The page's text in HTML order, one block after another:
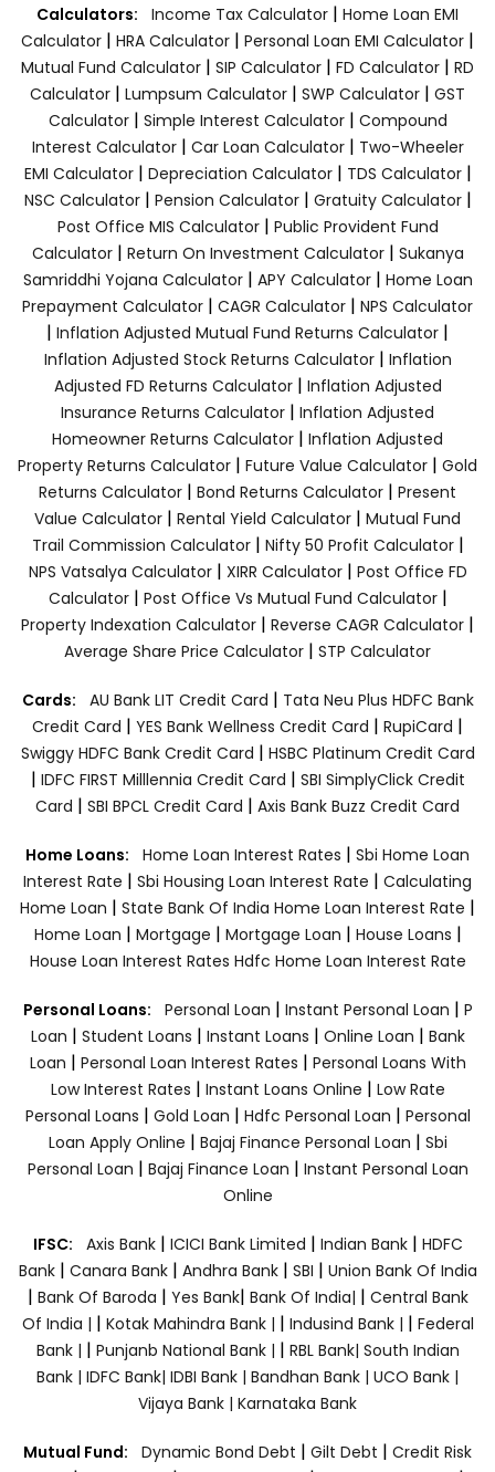
Calculators: Income Tax Calculator | Home Loan EMI
Calculator | HRA Calculator | Personal Loan EMI Calculator |
Mutual Fund Calculator | SIP Calculator | FD Calculator | RD
Calculator | Lumpsum Calculator | SWP Calculator | GST
Calculator| Simple Interest Calculator| Compound
Interest Calculator| Car Loan Calculator| Two-Wheeler
EMI Calculator| Depreciation Calculator| TDS Calculator|
NSC Calculator| Pension Calculator| Gratuity Calculator|
Post Office MIS Calculator| Public Provident Fund
Calculator| Return On Investment Calculator| Sukanya
Samriddhi Yojana Calculator| APY Calculator| Home Loan
Prepayment Calculator | CAGR Calculator | NPS Calculator
| Inflation Adjusted Mutual Fund Returns Calculator |
Inflation Adjusted Stock Returns Calculator| Inflation
Adjusted FD Returns Calculator| Inflation Adjusted
Insurance Returns Calculator | Inflation Adjusted
Homeowner Returns Calculator | Inflation Adjusted
Property Returns Calculator | Future Value Calculator | Gold
Returns Calculator | Bond Returns Calculator | Present
Value Calculator | Rental Yield Calculator | Mutual Fund
Trail Commission Calculator| Nifty 50 Profit Calculator|
NPS Vatsalya Calculator| XIRR Calculator| Post Office FD
Calculator| Post Office Vs Mutual Fund Calculator|
Property Indexation Calculator | Reverse CAGR Calculator |
Average Share Price Calculator | STP Calculator
Cards: AU Bank LIT Credit Card | Tata Neu Plus HDFC Bank
Credit Card | YES Bank Wellness Credit Card | RupiCard |
Swiggy HDFC Bank Credit Card | HSBC Platinum Credit Card
| IDFC FIRST Milllennia Credit Card | SBI SimplyClick Credit
Card | SBI BPCL Credit Card | Axis Bank Buzz Credit Card
Home Loans: Home Loan Interest Rates | Sbi Home Loan
Interest Rate | Sbi Housing Loan Interest Rate | Calculating
Home Loan | State Bank Of India Home Loan Interest Rate |
Home Loan | Mortgage | Mortgage Loan | House Loans |
House Loan Interest Rates Hdfc Home Loan Interest Rate
Personal Loans: Personal Loan | Instant Personal Loan | P
Loan | Student Loans | Instant Loans | Online Loan | Bank
Loan | Personal Loan Interest Rates | Personal Loans With
Low Interest Rates | Instant Loans Online | Low Rate
Personal Loans | Gold Loan | Hdfc Personal Loan | Personal
Loan Apply Online | Bajaj Finance Personal Loan | Sbi
Personal Loan | Bajaj Finance Loan | Instant Personal Loan
Online
IFSC: Axis Bank | ICICI Bank Limited | Indian Bank | HDFC
Bank| Canara Bank | Andhra Bank| SBI | Union Bank Of India
| Bank Of Baroda | Yes Bank| Bank Of India| | Central Bank
Of India | | Kotak Mahindra Bank | | Indusind Bank | | Federal
Bank | | Punjanb National Bank | | RBL Bank| South Indian
Bank | IDFC Bank| IDBI Bank | Bandhan Bank | UCO Bank |
Vijaya Bank | Karnataka Bank
Mutual Fund: Dynamic Bond Debt | Gilt Debt | Credit Risk